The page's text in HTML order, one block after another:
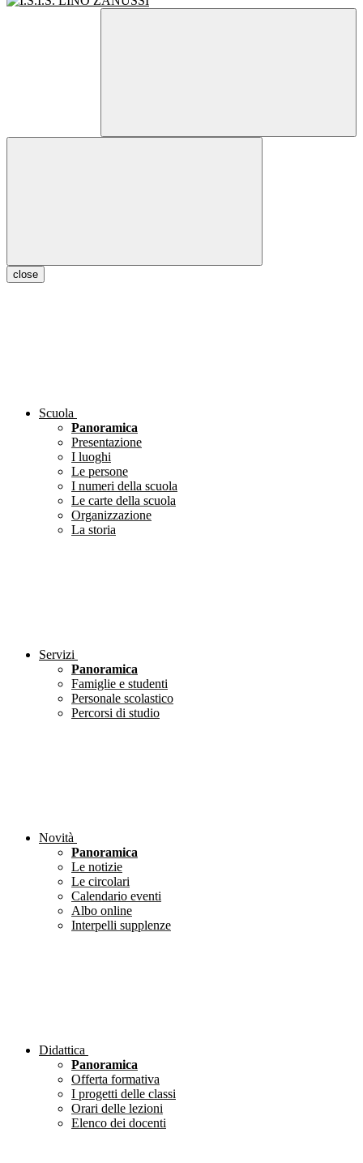
close
Scuola
Panoramica
Presentazione
I luoghi
Le persone
I numeri della scuola
Le carte della scuola
Organizzazione
La storia
Servizi
Panoramica
Famiglie e studenti
Personale scolastico
Percorsi di studio
Novità
Panoramica
Le notizie
Le circolari
Calendario eventi
Albo online
Interpelli supplenze
Didattica
Panoramica
Offerta formativa
I progetti delle classi
Orari delle lezioni
Elenco dei docenti